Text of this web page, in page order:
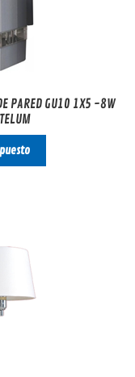
PARED GU10 1X5 -8W